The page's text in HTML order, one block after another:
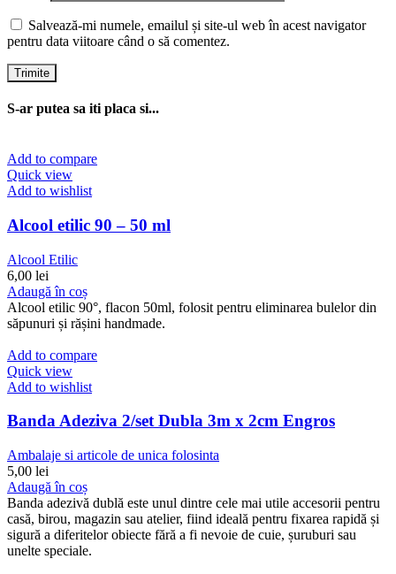
Salvează-mi numele, emailul și site-ul web în acest navigator
pentru data viitoare când o să comentez.
S-ar putea sa iti placa si...
Add to compare
Quick view
Add to wishlist
Alcool etilic 90 – 50 ml
Alcool Etilic
6,00 lei
Adaugă în coș
Alcool etilic 90°, flacon 50ml, folosit pentru eliminarea bulelor din
săpunuri și rășini handmade.
Add to compare
Quick view
Add to wishlist
Banda Adeziva 2/set Dubla 3m x 2cm Engros
Ambalaje si articole de unica folosinta
5,00 lei
Adaugă în coș
Banda adezivă dublă este unul dintre cele mai utile accesorii pentru
casă, birou, magazin sau atelier, fiind ideală pentru fixarea rapidă și
sigură a diferitelor obiecte fără a fi nevoie de cuie, șuruburi sau
unelte speciale.